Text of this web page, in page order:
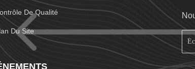
De Qualité
Du Site